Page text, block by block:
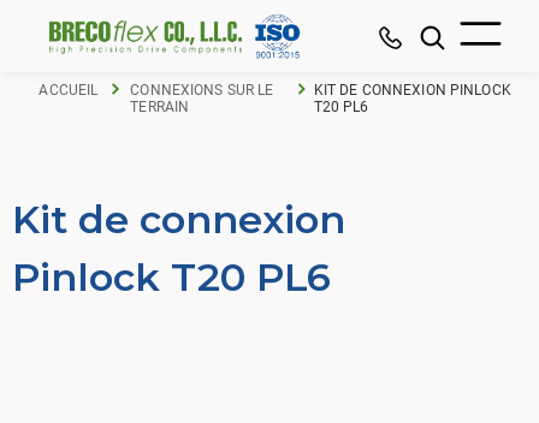
ACCUEIL
CONNEXIONS SUR LE
TERRAIN
KIT DE CONNEXION PINLOCK
T20 PL6
Kit de connexion
Pinlock T20 PL6